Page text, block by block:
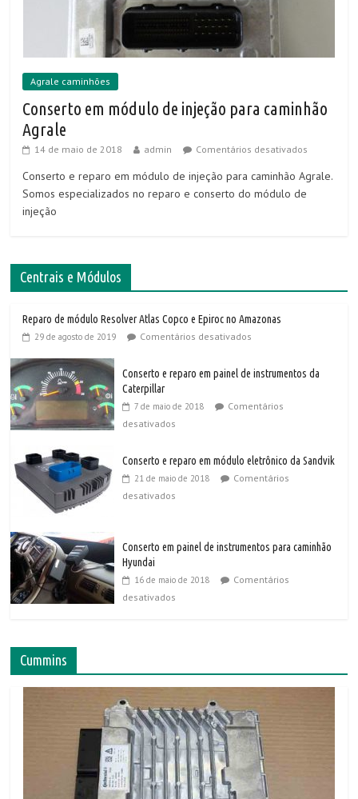
Agrale caminhões
Conserto em módulo de injeção para caminhão
Agrale
14 de maio de 2018 admin Comentários desativados
Conserto e reparo em módulo de injeção para caminhão Agrale.
Somos especializados no reparo e conserto do módulo de
injeção
Centrais e Módulos
Reparo de módulo Resolver Atlas Copco e Epiroc no Amazonas
29 de agosto de 2019 Comentários desativados
Conserto e reparo em painel de instrumentos da
Caterpillar
7 de maio de 2018
Comentários
desativados
Conserto e reparo em módulo eletrônico da Sandvik
21 de maio de 2018
Comentários
desativados
Conserto em painel de instrumentos para caminhão
Hyundai
16 de maio de 2018
Comentários
desativados
Cummins